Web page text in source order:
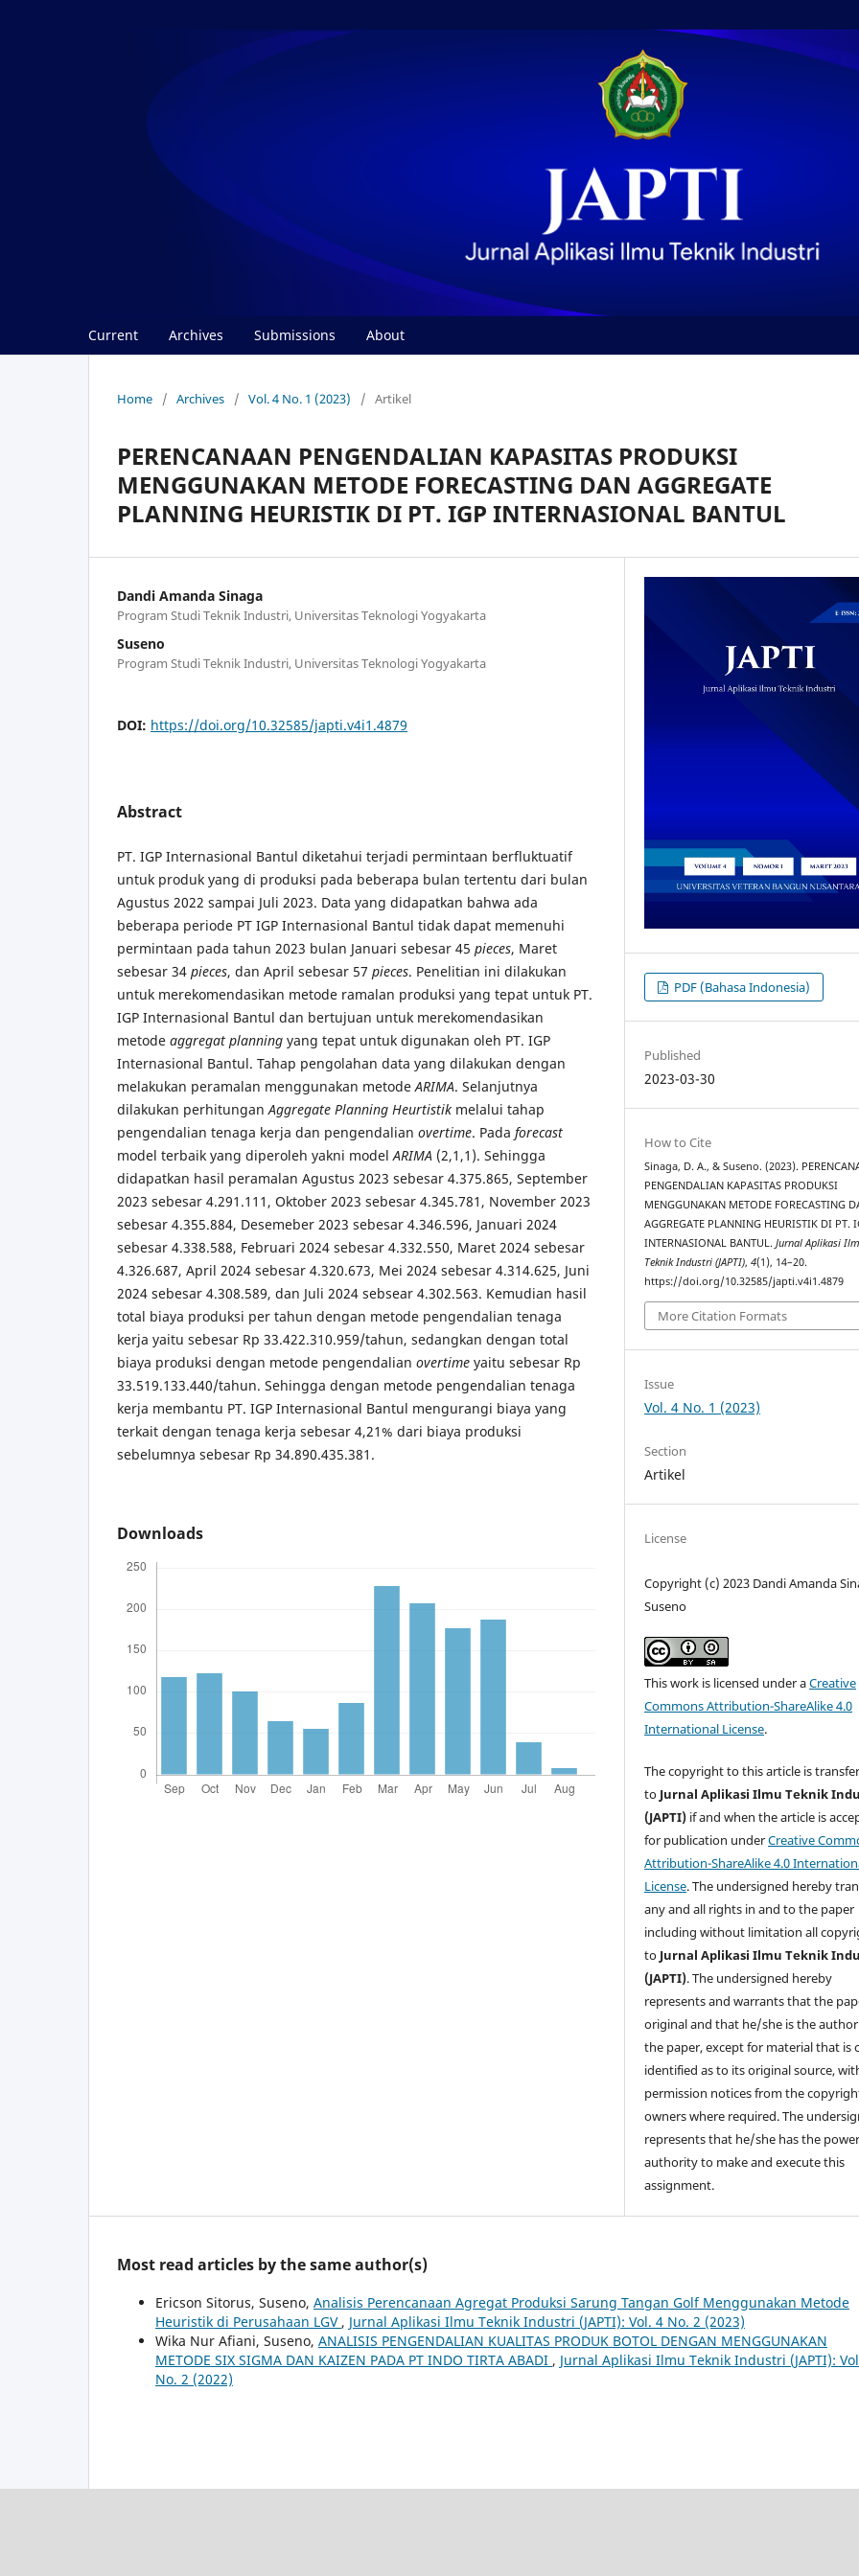
Current Archives Submissions About
Home / Archives / Vol. 4 No. 1 (2023) / Artikel
PERENCANAAN PENGENDALIAN KAPASITAS PRODUKSI
MENGGUNAKAN METODE FORECASTING DAN AGGREGATE
PLANNING HEURISTIK DI PT. IGP INTERNASIONAL BANTUL
Dandi Amanda Sinaga
Program Studi Teknik Industri, Universitas Teknologi Yogyakarta
Suseno
Program Studi Teknik Industri, Universitas Teknologi Yogyakarta
DOI: https://doi.org/10.32585/japti.v4i1.4879
Abstract
PT. IGP Internasional Bantul diketahui terjadi permintaan berfluktuatif
untuk produk yang di produksi pada beberapa bulan tertentu dari bulan
Agustus 2022 sampai Juli 2023. Data yang didapatkan bahwa ada
beberapa periode PT IGP Internasional Bantul tidak dapat memenuhi
permintaan pada tahun 2023 bulan Januari sebesar 45 pieces, Maret
sebesar 34 pieces, dan April sebesar 57 pieces. Penelitian ini dilakukan
untuk merekomendasikan metode ramalan produksi yang tepat untuk PT.
IGP Internasional Bantul dan bertujuan untuk merekomendasikan
metode aggregat planning yang tepat untuk digunakan oleh PT. IGP
Internasional Bantul. Tahap pengolahan data yang dilakukan dengan
melakukan peramalan menggunakan metodeARIMA. Selanjutnya
dilakukan perhitunganAggregate Planning Heurtistik melalui tahap
pengendalian tenaga kerja dan pengendalian overtime. Pada forecast
model terbaik yang diperoleh yakni modelARIMA (2,1,1). Sehingga
didapatkan hasil peramalan Agustus 2023 sebesar 4.375.865, September
2023 sebesar 4.291.111, Oktober 2023 sebesar 4.345.781, November 2023
sebesar 4.355.884, Desemeber 2023 sebesar 4.346.596, Januari 2024
sebesar 4.338.588, Februari 2024 sebesar 4.332.550, Maret 2024 sebesar
4.326.687, April 2024 sebesar 4.320.673, Mei 2024 sebesar 4.314.625, Juni
2024 sebesar 4.308.589, dan Juli 2024 sebsear 4.302.563. Kemudian hasil
total biaya produksi per tahun dengan metode pengendalian tenaga
kerja yaitu sebesar Rp 33.422.310.959/tahun, sedangkan dengan total
biaya produksi dengan metode pengendalian overtime yaitu sebesar Rp
33.519.133.440/tahun. Sehingga dengan metode pengendalian tenaga
kerja membantu PT. IGP Internasional Bantul mengurangi biaya yang
terkait dengan tenaga kerja sebesar 4,21% dari biaya produksi
sebelumnya sebesar Rp 34.890.435.381.
Downloads
PDF (Bahasa Indonesia)
Published
2023-03-30
How to Cite
Sinaga, D. A., & Suseno. (2023).
PENGENDALIAN KAPASITAS PRODUKSI
MENGGUNAKAN METODE FORECASTING
AGGREGATE PLANNING HEURISTIK DI PT.
INTERNASIONAL BANTUL.Jurnal Aplikasi
Teknik Industri (JAPTI),4(1), 14–20.
https://doi.org/10.32585/japti.v4i1.4879
More Citation Formats
Issue
Vol. 4 No. 1 (2023)
Section
Artikel
License
Copyright (c) 2023 Dandi Amanda
Suseno
This work is licensed under aCreative
Commons Attribution-ShareAlike 4.0
International License.
The copyright to this article is
to Jurnal Aplikasi Ilmu Teknik
(JAPTI) if and when the article is
for publication underCreative
Attribution-ShareAlike 4.0
License. The undersigned hereby
any and all rights in and to the paper
including without limitation all
to Jurnal Aplikasi Ilmu Teknik
(JAPTI). The undersigned hereby
represents and warrants that the
original and that he/she is the
the paper, except for material that is
identified as to its original source,
permission notices from the
owners where required. The
represents that he/she has the
authority to make and execute this
assignment.
Most read articles by the same author(s)
Ericson Sitorus, Suseno, Analisis Perencanaan Agregat Produksi Sarung Tangan Golf Menggunakan Metode
Heuristik di Perusahaan LGV , Jurnal Aplikasi Ilmu Teknik Industri (JAPTI): Vol. 4 No. 2 (2023)
Wika Nur Afiani, Suseno, ANALISIS PENGENDALIAN KUALITAS PRODUK BOTOL DENGAN MENGGUNAKAN
METODE SIX SIGMA DAN KAIZEN PADA PT INDO TIRTA ABADI , Jurnal Aplikasi Ilmu Teknik Industri (JAPTI):
No. 2 (2022)